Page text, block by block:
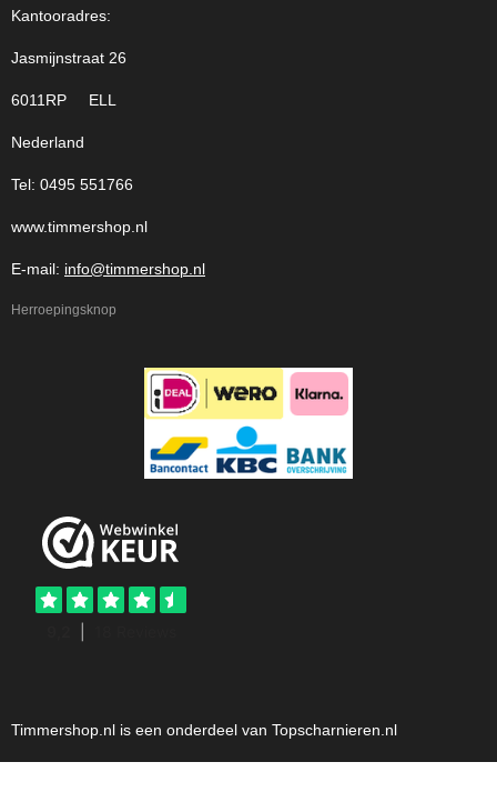
Kantooradres:
Jasmijnstraat 26
6011RP ELL
Nederland
Tel: 0495 551766
www.timmershop.nl
E-mail: info@timmershop.nl
Herroepingsknop
Timmershop.nl is een onderdeel van Topscharnieren.nl